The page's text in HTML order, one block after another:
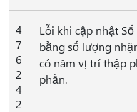
4
7
6
2
4
2
Lỗi khi cập nhật
bằng số lượng
có năm vị trí thập
phần.